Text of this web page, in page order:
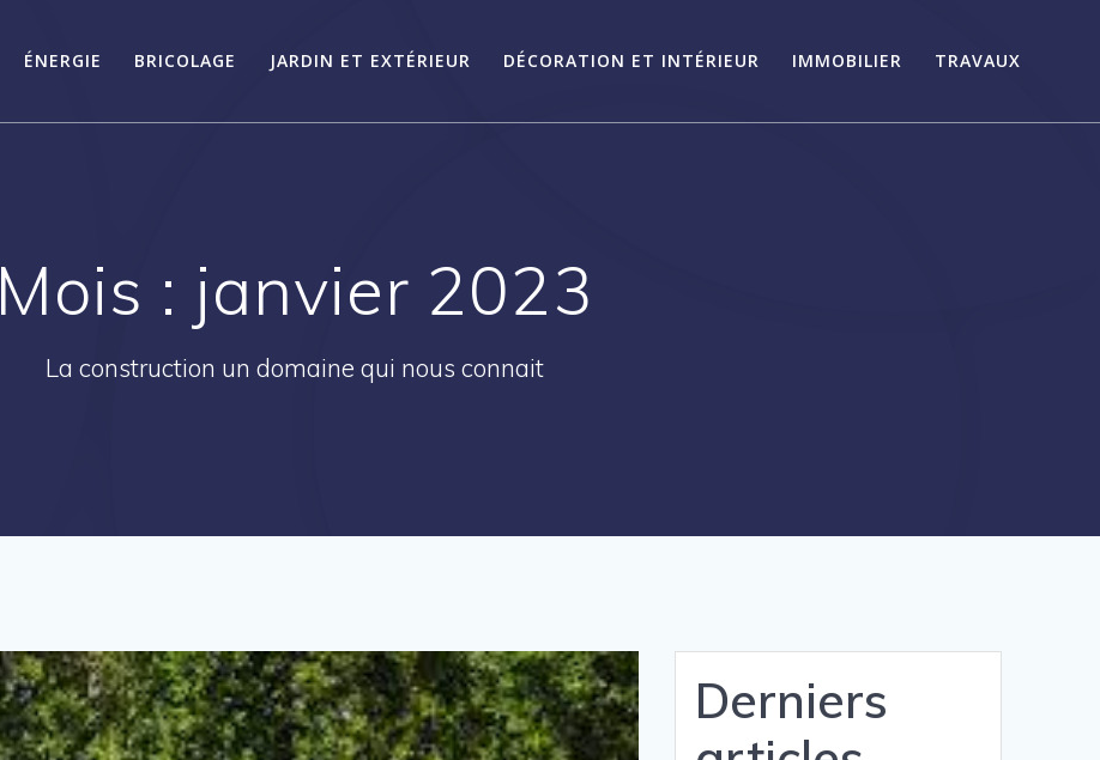
ÉNERGIE BRICOLAGE JARDIN ET EXTÉRIEUR DÉCORATION ET INTÉRIEUR IMMOBILIER TRAVAUX
Mois : janvier 2023
La construction un domaine qui nous connait
Derniers